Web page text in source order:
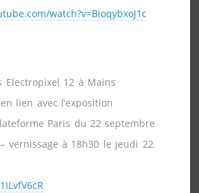
watch?v=BioqybxoJ1c
Electropixel 12 à Mains
lien avec l’exposition
Paris du 22 septembre
vernissage à 18h30 le jeudi 22